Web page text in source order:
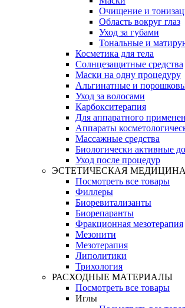
Очищение и
Область вокруг глаз
Уход за губами
Тональные и
Косметика для тела
Солнцезащитные средства
Маски на одну процедуру
Альгинатные и
Уход за волосами
Карбокситерапия
Для аппаратного
Аппараты
Массажные средства
Биологически активные
Уход после процедур
ЭСТЕТИЧЕСКАЯ МЕДИЦИНА
Посмотреть все товары
Филлеры
Биоревитализанты
Биорепаранты
Фракционная мезотерапия
Мезонити
Мезотерапия
Липолитики
Трихология
РАСХОДНЫЕ МАТЕРИАЛЫ
Посмотреть все товары
Иглы